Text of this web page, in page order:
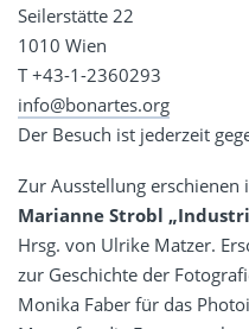
Seilerstätte 22
1010 Wien
T +43-1-2360293
info@bonartes.org
Der Besuch ist jederzeit
Zur Ausstellung erschienen
Marianne Strobl
Hrsg. von Ulrike Matzer.
zur Geschichte der
Monika Faber für das